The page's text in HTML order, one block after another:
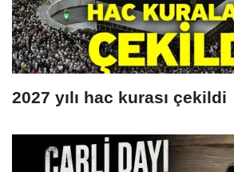
2027 yılı hac kurası çekildi